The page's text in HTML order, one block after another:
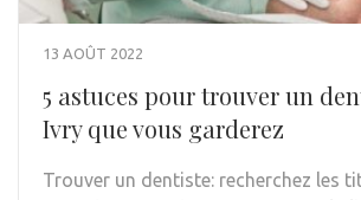
13 AOÛT 2022
5 astuces pour trouver un
Ivry que vous garderez
Trouver un dentiste: recherchez les